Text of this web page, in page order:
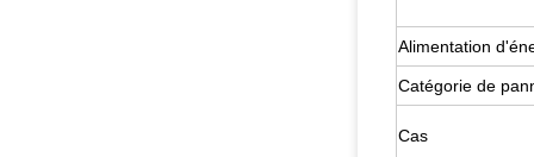
Alimentation
Catégorie de
Cas